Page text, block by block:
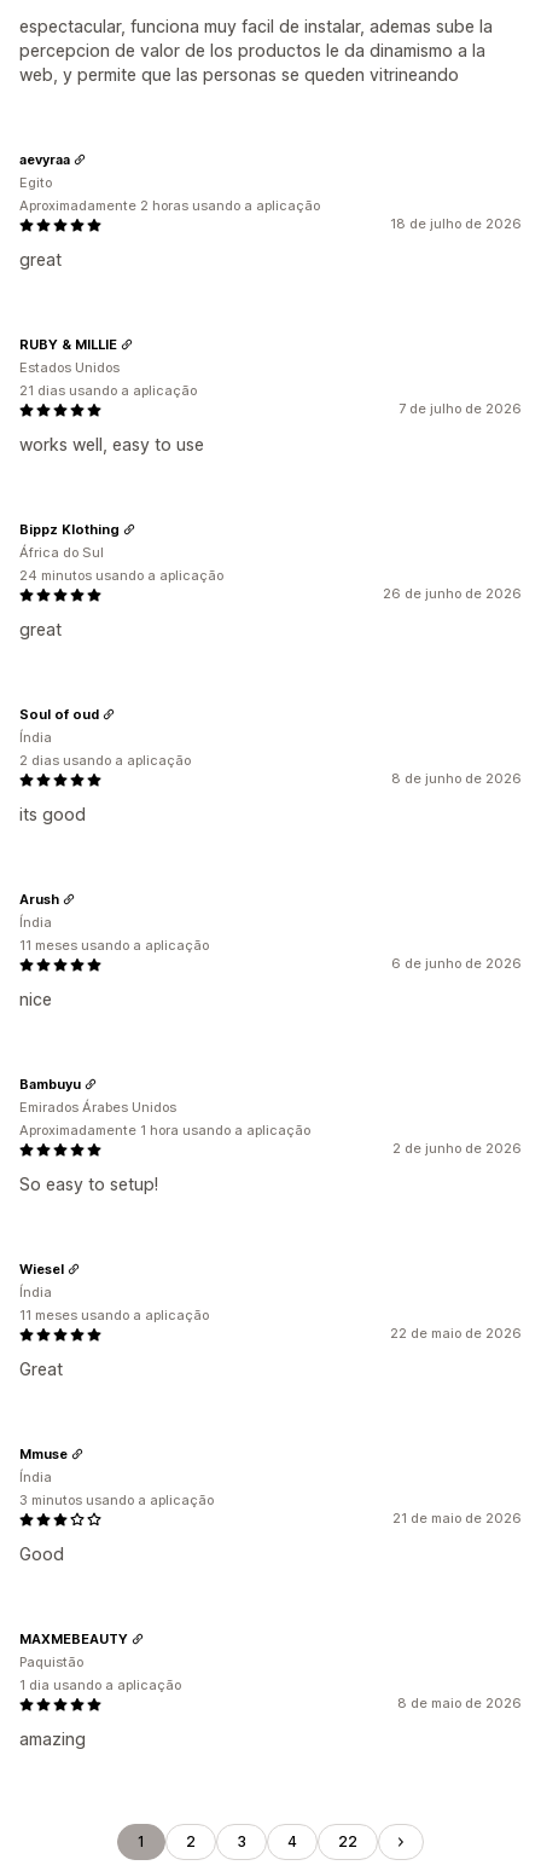
espectacular, funciona muy facil de instalar, ademas sube la
percepcion de valor de los productos le da dinamismo a la
web, y permite que las personas se queden vitrineando
18 de julho de 2026
great
aevyraa
Egito
Aproximadamente 2 horas usando a aplicação
7 de julho de 2026
works well, easy to use
RUBY & MILLIE
Estados Unidos
21 dias usando a aplicação
26 de junho de 2026
great
Bippz Klothing
África do Sul
24 minutos usando a aplicação
8 de junho de 2026
its good
Soul of oud
Índia
2 dias usando a aplicação
6 de junho de 2026
nice
Arush
Índia
11 meses usando a aplicação
2 de junho de 2026
So easy to setup!
Bambuyu
Emirados Árabes Unidos
Aproximadamente 1 hora usando a aplicação
22 de maio de 2026
Great
Wiesel
Índia
11 meses usando a aplicação
21 de maio de 2026
Good
Mmuse
Índia
3 minutos usando a aplicação
8 de maio de 2026
amazing
MAXMEBEAUTY
Paquistão
1 dia usando a aplicação
1 2 3 4 22